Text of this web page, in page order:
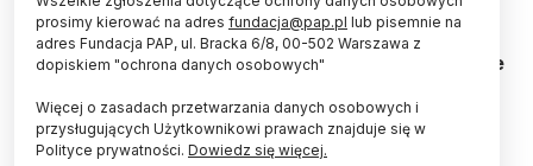
przez zamarznięty Bałtyk, kamień zostawiony
podczas potopu szwedzkiego... Historie głazów
narzutowych z północnej Polski - i te naukowe, i te
etnolog dr Robert Piotrowski.
prosimy kierować na adres fundacja@pap.pl lub pisemnie na
adres Fundacja PAP, ul. Bracka 6/8, 00-502 Warszawa z
dopiskiem "ochrona danych osobowych"
Więcej o zasadach przetwarzania danych osobowych i
przysługujących Użytkownikowi prawach znajduje się w
Polityce prywatności. Dowiedz się więcej.